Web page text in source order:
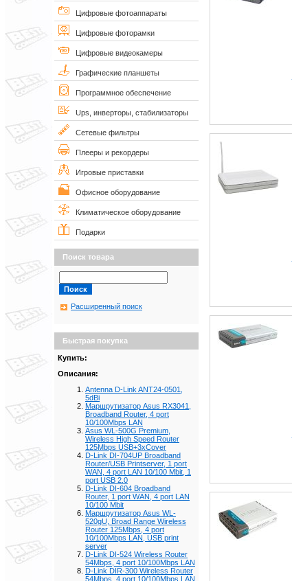
Цифровые фотоаппараты
Цифровые фоторамки
Цифровые видеокамеры
Графические планшеты
Программное обеспечение
Ups, инверторы, стабилизаторы
Сетевые фильтры
Плееры и рекордеры
Игровые приставки
Офисное оборудование
Климатическое оборудование
Подарки
Поиск товара
Расширенный поиск
Быстрая покупка
Купить:
Описания:
Antenna D-Link ANT24-0501,
5dBi
Маршрутизатор Asus RX3041,
Broadband Router, 4 port
10/100Mbps LAN
Asus WL-500G Premium,
Wireless High Speed Router
125Mbps USB+3xCover
D-Link DI-704UP Broadband
Router/USB Printserver, 1 port
WAN, 4 port LAN 10/100 Mbit, 1
port USB 2.0
D-Link DI-604 Broadband
Router, 1 port WAN, 4 port LAN
10/100 Mbit
Маршрутизатор Asus WL-
520gU, Broad Range Wireless
Router 125Mbps, 4 port
10/100Mbps LAN, USB print
server
D-Link DI-524 Wireless Router
54Mbps, 4 port 10/100Mbps LAN
D-Link DIR-300 Wireless Router
54Mbps, 4 port 10/100Mbps LAN